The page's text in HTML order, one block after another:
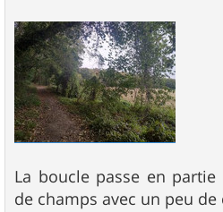
La boucle passe en
de champs avec un peu de